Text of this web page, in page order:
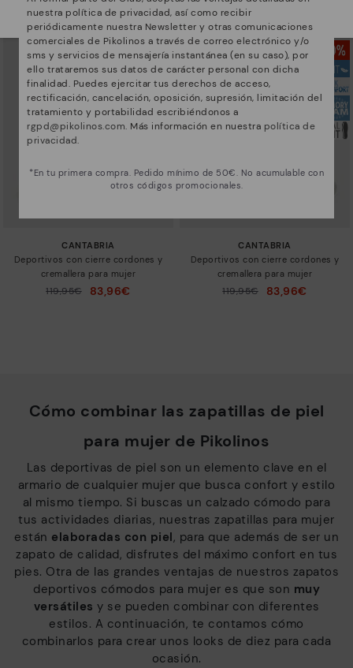
119,95€ 83,96€ 119,95€
CANTABRIA
Deportivos con cierre cordones y
cremallera para mujer
119,95€ 83,96€
CANTABRIA
Deportivos con cierre cordones y
cremallera para mujer
119,95€ 83,96€
Cómo combinar las zapatillas de piel
para mujer de Pikolinos
Las deportivas de piel son un elemento clave en el
armario de cualquier mujer que busca confort y estilo
al mismo tiempo. Si buscas un calzado cómodo para
tus actividades diarias, nuestras zapatillas para mujer
están elaboradas con piel, para que además de ser un
zapato de calidad, disfrutes del máximo confort en tus
pies. Otra de las grandes ventajas de nuestros zapatos
deportivos cómodos para mujer es que son muy
versátiles y se pueden combinar con diferentes
estilos. A continuación, te contamos cómo
combinarlos para crear unos looks de diez para cada
ocasión.
nuestra política de privacidad, así como recibir
periódicamente nuestra Newsletter y otras comunicaciones
comerciales de Pikolinos a través de correo electrónico y/o
sms y servicios de mensajería instantánea (en su caso), por
ello trataremos sus datos de carácter personal con dicha
finalidad. Puedes ejercitar tus derechos de acceso,
rectificación, cancelación, oposición, supresión, limitación del
tratamiento y portabilidad escribiéndonos a
rgpd@pikolinos.com. Más información en nuestra política de
privacidad.
*En tu primera compra. Pedido mínimo de 50€. No acumulable con
otros códigos promocionales.